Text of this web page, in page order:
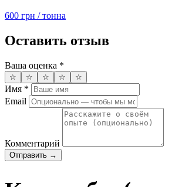
600 грн / тонна
Оставить отзыв
Ваша оценка *
☆ ☆ ☆ ☆ ☆
Имя *
Email
Комментарий
Отправить →